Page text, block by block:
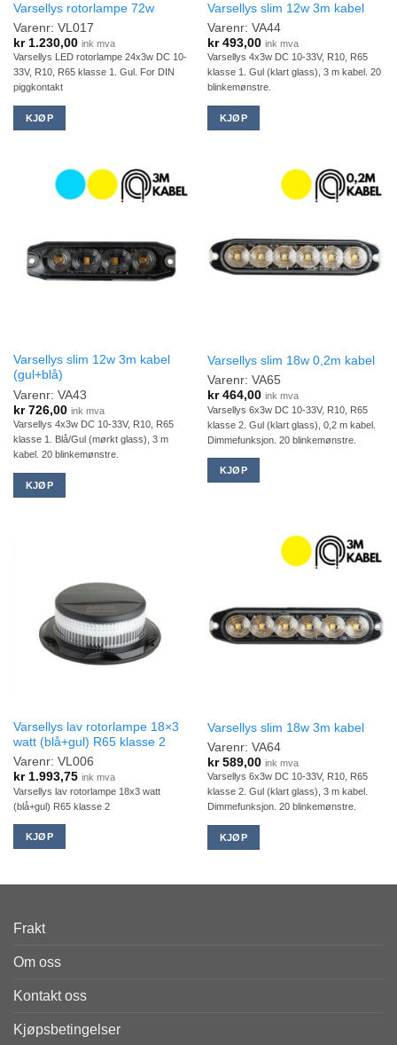
Varsellys rotorlampe 72w
Varenr: VL017
kr1.230,00 ink mva
Varsellys LED rotorlampe 24x3w DC 10-
33V, R10, R65 klasse 1. Gul. For DIN
piggkontakt
KJØP
Varsellys slim 12w 3m kabel
Varenr: VA44
kr493,00 ink mva
Varsellys 4x3w DC 10-33V, R10, R65
klasse 1. Gul (klart glass), 3 m kabel. 20
blinkemønstre.
KJØP
Varsellys slim 12w 3m kabel
(gul+blå)
Varenr: VA43
kr726,00 ink mva
Varsellys 4x3w DC 10-33V, R10, R65
klasse 1. Blå/Gul (mørkt glass), 3 m
kabel. 20 blinkemønstre.
KJØP
Varsellys slim 18w 0,2m kabel
Varenr: VA65
kr464,00 ink mva
Varsellys 6x3w DC 10-33V, R10, R65
klasse 2. Gul (klart glass), 0,2 m kabel.
Dimmefunksjon. 20 blinkemønstre.
KJØP
Varsellys lav rotorlampe 18×3
watt (blå+gul) R65 klasse 2
Varenr: VL006
kr1.993,75 ink mva
Varsellys lav rotorlampe 18x3 watt
(blå+gul) R65 klasse 2
KJØP
Varsellys slim 18w 3m kabel
Varenr: VA64
kr589,00 ink mva
Varsellys 6x3w DC 10-33V, R10, R65
klasse 2. Gul (klart glass), 3 m kabel.
Dimmefunksjon. 20 blinkemønstre.
KJØP
Frakt
Om oss
Kontakt oss
Kjøpsbetingelser